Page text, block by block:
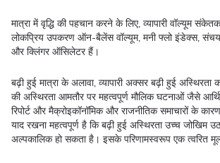
मात्रा में वृद्धि की पहचान करने के लिए, व्यापारी वॉल्यूम
लोकप्रिय उपकरण ऑन-बैलेंस वॉल्यूम, मनी फ्लो इंडेक्स,
और क्लिंगर ऑसिलेटर हैं।
बढ़ी हुई मात्रा के अलावा, व्यापारी अक्सर बढ़ी हुई
की अस्थिरता आमतौर पर महत्वपूर्ण मौलिक घटनाओं जैसे
रिपोर्ट और मैक्रोइकॉनॉमिक और राजनीतिक समाचारों के
याद रखना महत्वपूर्ण है कि बढ़ी हुई अस्थिरता उच्च जोखिम
अल्पकालिक हो सकता है। इसके परिणामस्वरूप एक त्वरित